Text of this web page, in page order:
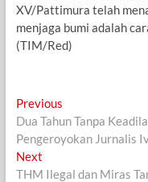
XV/Pattimura telah
menjaga bumi adalah
(TIM/Red)
Navigasi
pos
PreviousPrevious
post:
Dua Tahun Tanpa
Pengeroyokan Jurnalis
NextNext
post:
THM Ilegal dan Miras